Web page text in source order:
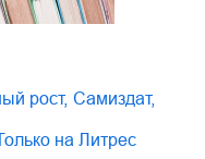
рост, Самиздат,
только на Литрес